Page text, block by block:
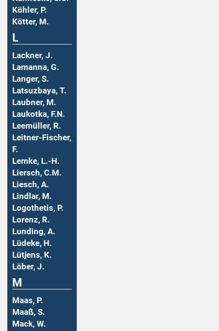
Köhler, P.
Kötter, M.
L
Lackner, J.
Lamanna, G.
Langer, S.
Latsuzbaya, T.
Laubner, M.
Laukotka, F.N.
Leemüller, R.
Leitner-Fischer,
F.
Lemke, L.-H.
Liersch, C.M.
Liesch, A.
Lindlar, M.
Logothetis, P.
Lorenz, R.
Lunding, A.
Lüdeke, H.
Lütjens, K.
Löber, J.
M
Maas, P.
Maaß, S.
Mack, W.